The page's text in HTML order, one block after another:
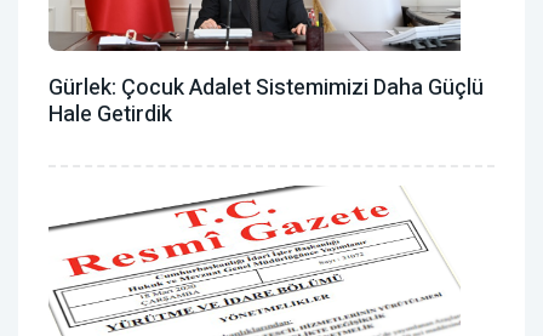
Gürlek: Çocuk Adalet Sistemimizi Daha Güçlü
Hale Getirdik